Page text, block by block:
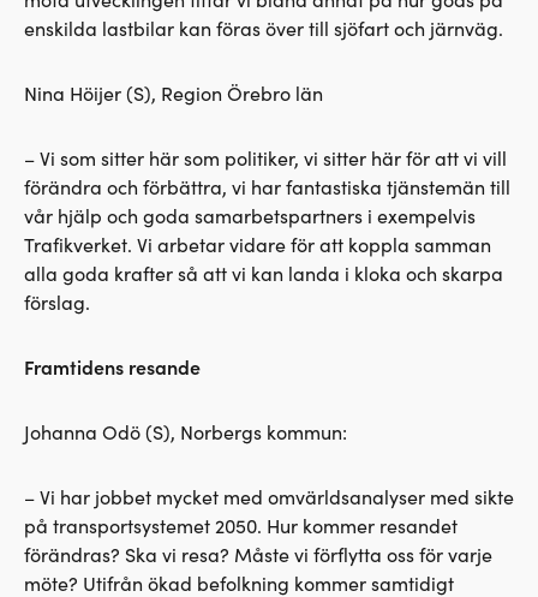
enskilda lastbilar kan föras över till sjöfart och järnväg.
Nina Höijer (S), Region Örebro län
– Vi som sitter här som politiker, vi sitter här för att vi vill
förändra och förbättra, vi har fantastiska tjänstemän till
vår hjälp och goda samarbetspartners i exempelvis
Trafikverket. Vi arbetar vidare för att koppla samman
alla goda krafter så att vi kan landa i kloka och skarpa
förslag.
Framtidens resande
Johanna Odö (S), Norbergs kommun:
– Vi har jobbet mycket med omvärldsanalyser med sikte
på transportsystemet 2050. Hur kommer resandet
förändras? Ska vi resa? Måste vi förflytta oss för varje
möte? Utifrån ökad befolkning kommer samtidigt